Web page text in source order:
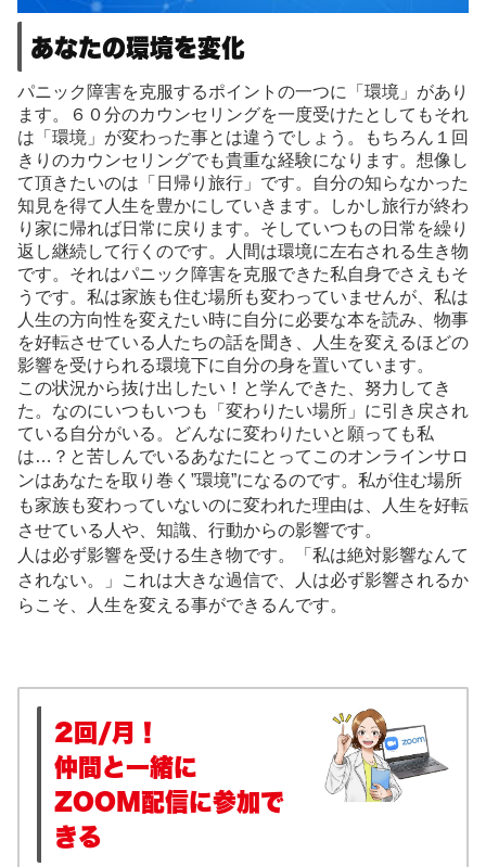
あなたの環境を変化
パニック障害を克服するポイントの一つに「環境」があり
ます。６０分のカウンセリングを一度受けたとしてもそれ
は「環境」が変わった事とは違うでしょう。もちろん１回
きりのカウンセリングでも貴重な経験になります。想像し
て頂きたいのは「日帰り旅行」です。自分の知らなかった
知見を得て人生を豊かにしていきます。しかし旅行が終わ
り家に帰れば日常に戻ります。そしていつもの日常を繰り
返し継続して行くのです。人間は環境に左右される生き物
です。それはパニック障害を克服できた私自身でさえもそ
うです。私は家族も住む場所も変わっていませんが、私は
人生の方向性を変えたい時に自分に必要な本を読み、物事
を好転させている人たちの話を聞き、人生を変えるほどの
影響を受けられる環境下に自分の身を置いています。
この状況から抜け出したい！と学んできた、努力してき
た。なのにいつもいつも「変わりたい場所」に引き戻され
ている自分がいる。どんなに変わりたいと願っても私
は…？と苦しんでいるあなたにとってこのオンラインサロ
ンはあなたを取り巻く”環境”になるのです。私が住む場所
も家族も変わっていないのに変われた理由は、人生を好転
させている人や、知識、行動からの影響です。
人は必ず影響を受ける生き物です。「私は絶対影響なんて
されない。」これは大きな過信で、人は必ず影響されるか
らこそ、人生を変える事ができるんです。
2回/月！
仲間と一緒に
ZOOM配信に参加で
きる